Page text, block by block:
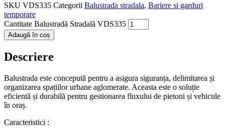
SKU VDS335 Categorii Balustrada stradala, Bariere si garduri
temporare
Cantitate Balustradă Stradală VDS335
Adaugă în coș
Descriere
Balustrada este concepută pentru a asigura siguranța, delimitarea și
organizarea spațiilor urbane aglomerate. Aceasta este o soluție
eficientă și durabilă pentru gestionarea fluxului de pietoni și vehicule
în oraș.
Caracteristici :